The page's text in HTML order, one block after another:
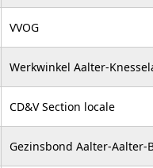
VVOG
Werkwinkel Aalter-
CD&V Section locale
Gezinsbond Aalter-Aalter-